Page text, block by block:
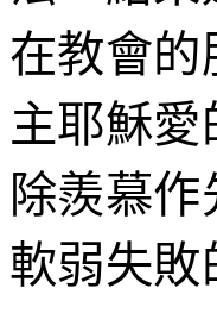
在教會
主耶穌
除羨慕
軟弱失